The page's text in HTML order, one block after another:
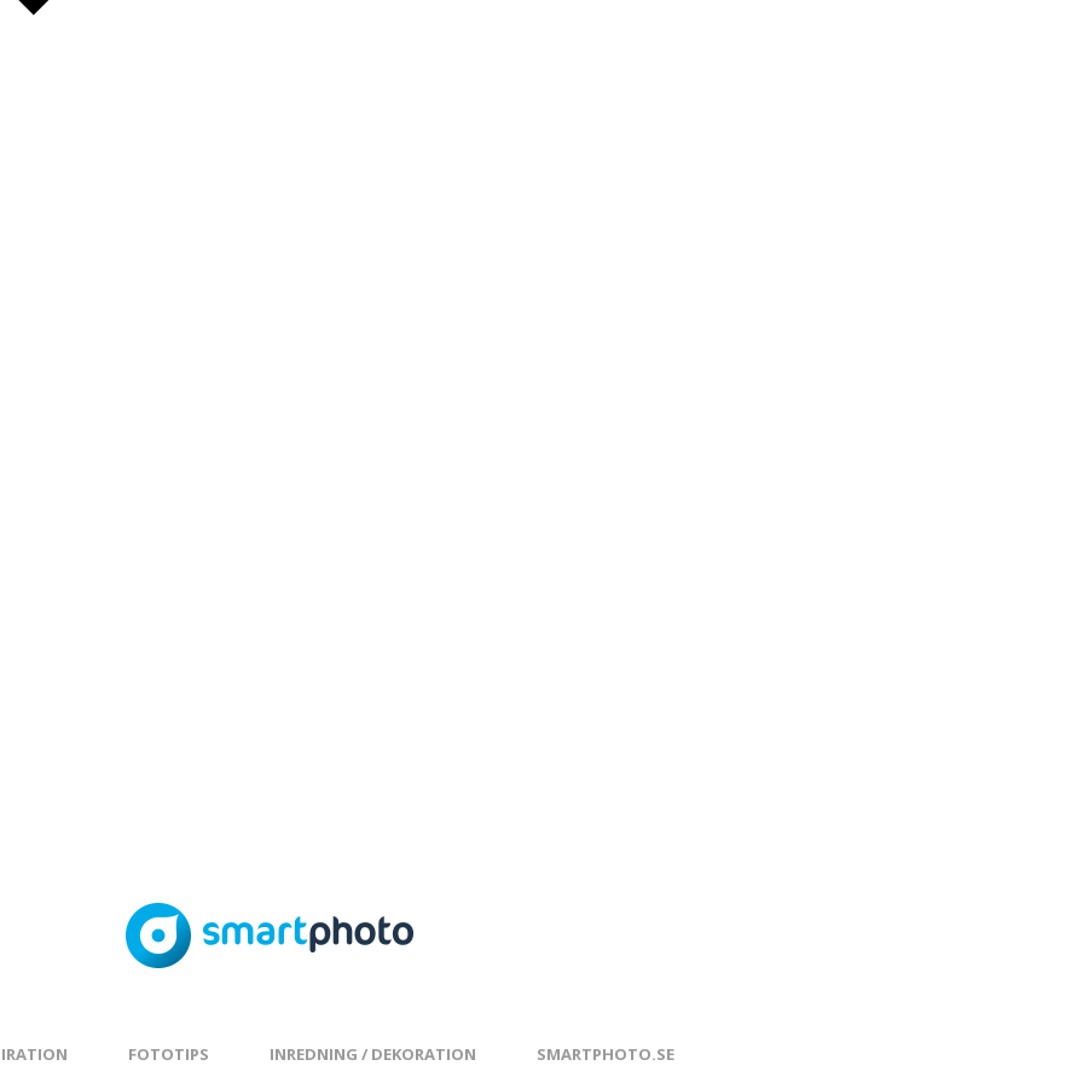
FOTOTIPS INREDNING / DEKORATION SMARTPHOTO.SE